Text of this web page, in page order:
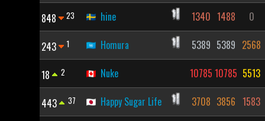
848 23 hine 1340 1488 0
243 1 Homura 5389 5389 2568
18 2 Nuke 10785 10785 5513
443 37 Happy Sugar Life 3708 3856 1583